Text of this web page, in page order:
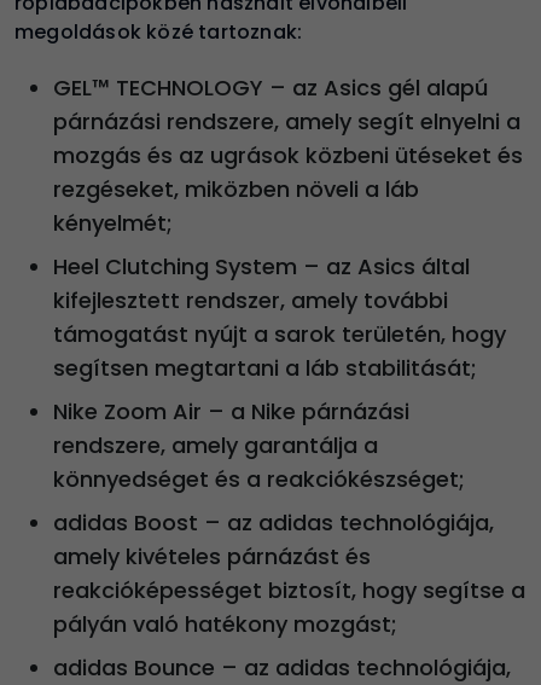
megoldások közé tartoznak:
GEL™ TECHNOLOGY – az Asics gél alapú
párnázási rendszere, amely segít elnyelni a
mozgás és az ugrások közbeni ütéseket és
rezgéseket, miközben növeli a láb
kényelmét;
Heel Clutching System – az Asics által
kifejlesztett rendszer, amely további
támogatást nyújt a sarok területén, hogy
segítsen megtartani a láb stabilitását;
Nike Zoom Air – a Nike párnázási
rendszere, amely garantálja a
könnyedséget és a reakciókészséget;
adidas Boost – az adidas technológiája,
amely kivételes párnázást és
reakcióképességet biztosít, hogy segítse a
pályán való hatékony mozgást;
adidas Bounce – az adidas technológiája,